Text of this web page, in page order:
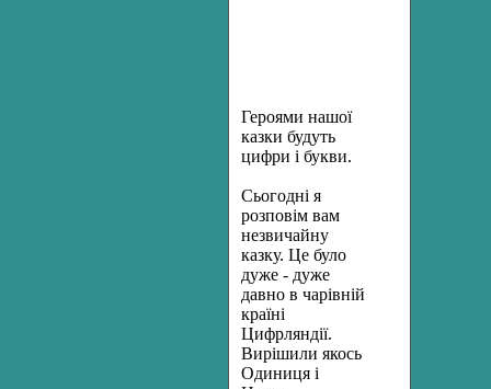
Героями нашої
казки будуть
цифри і букви.
Сьогодні я
розповім вам
незвичайну
казку. Це було
дуже - дуже
давно в чарівній
країні
Цифрляндії.
Вирішили якось
Одиниця і